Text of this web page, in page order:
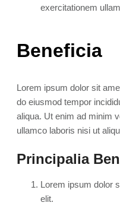
exercitationem
Beneficia
Lorem ipsum dolor sit
do eiusmod tempor
aliqua. Ut enim ad minim
ullamco laboris nisi ut
Principalia
Lorem ipsum dolor
elit.